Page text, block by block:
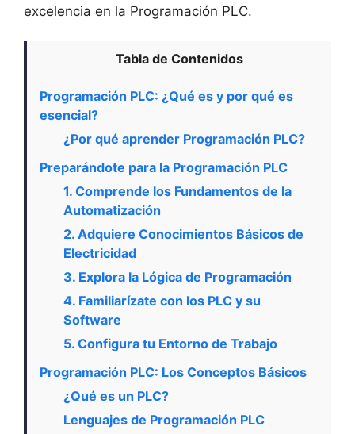
excelencia en la Programación PLC.
Tabla de Contenidos
Programación PLC: ¿Qué es y por qué es
esencial?
¿Por qué aprender Programación PLC?
Preparándote para la Programación PLC
1. Comprende los Fundamentos de la
Automatización
2. Adquiere Conocimientos Básicos de
Electricidad
3. Explora la Lógica de Programación
4. Familiarízate con los PLC y su
Software
5. Configura tu Entorno de Trabajo
Programación PLC: Los Conceptos Básicos
¿Qué es un PLC?
Lenguajes de Programación PLC